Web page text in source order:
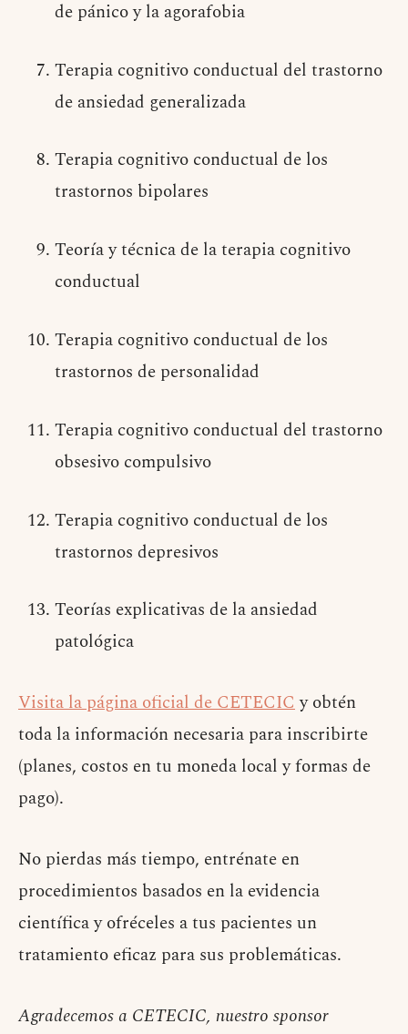
de pánico y la agorafobia
Terapia cognitivo conductual del trastorno
de ansiedad generalizada
Terapia cognitivo conductual de los
trastornos bipolares
Teoría y técnica de la terapia cognitivo
conductual
Terapia cognitivo conductual de los
trastornos de personalidad
Terapia cognitivo conductual del trastorno
obsesivo compulsivo
Terapia cognitivo conductual de los
trastornos depresivos
Teorías explicativas de la ansiedad
patológica
Visita la página oficial de CETECICy obtén
toda la información necesaria para inscribirte
(planes, costos en tu moneda local y formas de
pago).
No pierdas más tiempo, entrénate en
procedimientos basados en la evidencia
científica y ofréceles a tus pacientes un
tratamiento eficaz para sus problemáticas.
Agradecemos a CETECIC, nuestro sponsor